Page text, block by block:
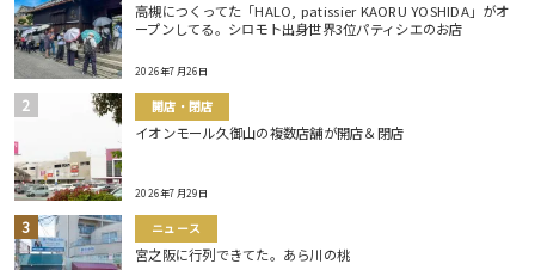
高槻につくってた「HALO, patissier KAORU YOSHIDA」がオ
ープンしてる。シロモト出身世界3位パティシエのお店
2026年7月26日
開店・閉店
イオンモール久御山の複数店舗が開店＆閉店
2026年7月29日
ニュース
宮之阪に行列できてた。あら川の桃